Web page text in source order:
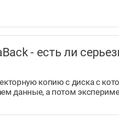
- есть ли
копию с диска с
данные, а потом